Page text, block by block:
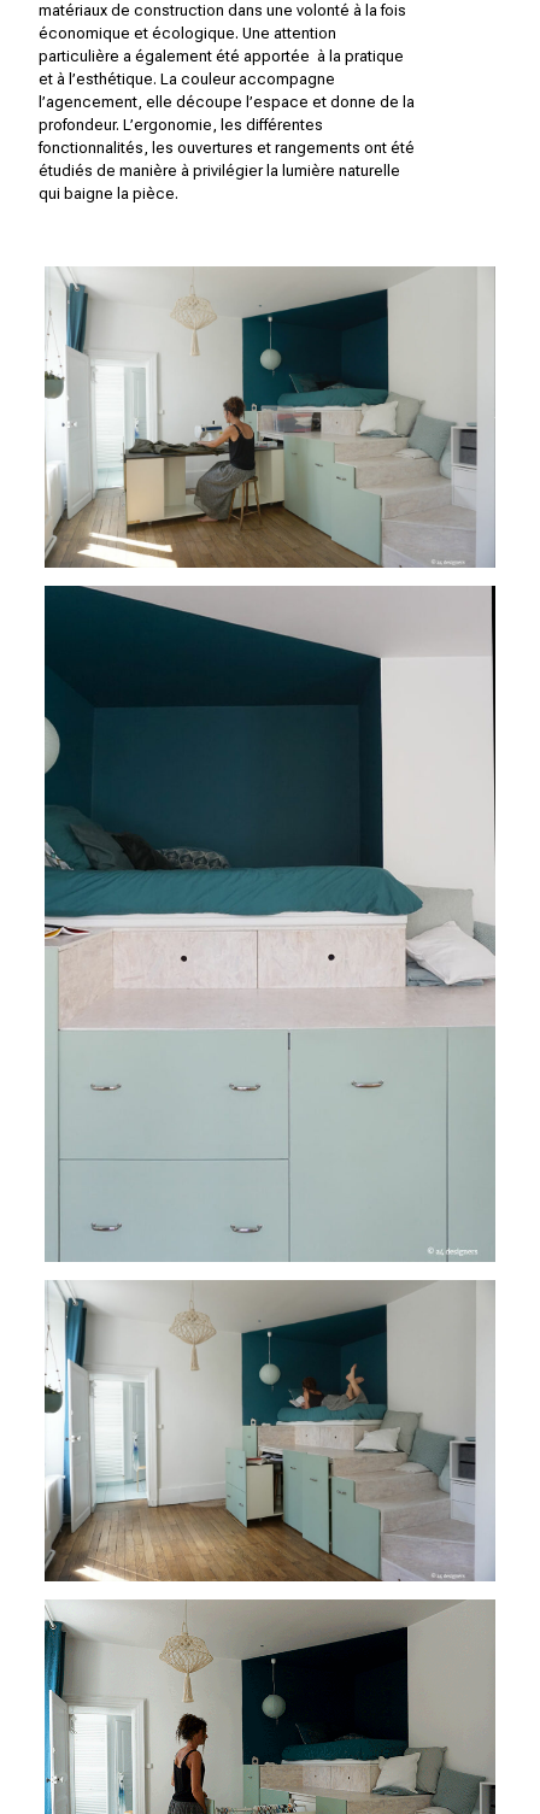
matériaux de construction dans une volonté à la fois
économique et écologique. Une attention
particulière a également été apportée à la pratique
et à l’esthétique. La couleur accompagne
l’agencement, elle découpe l’espace et donne de la
profondeur. L’ergonomie, les différentes
fonctionnalités, les ouvertures et rangements ont été
étudiés de manière à privilégier la lumière naturelle
qui baigne la pièce.